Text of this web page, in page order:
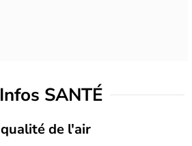
Infos SANTÉ
de l'air